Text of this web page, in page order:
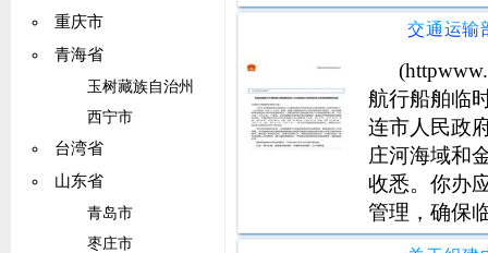
重庆市
青海省
玉树藏族自治州
西宁市
台湾省
山东省
青岛市
枣庄市
意国际航行
岛、广鹿岛
限自批复之
航行船舶临
连市人民政
庄河海域和
收悉。你办
管理，确保
行船舶严格